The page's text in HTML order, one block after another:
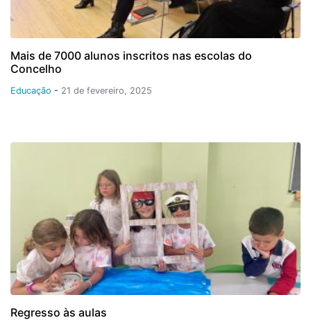
Mais de 7000 alunos inscritos nas escolas do
Concelho
Educação - 21 de fevereiro, 2025
Regresso às aulas